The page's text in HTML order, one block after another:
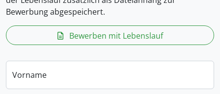
Bewerbung abgespeichert.
Bewerben mit Lebenslauf
Vorname